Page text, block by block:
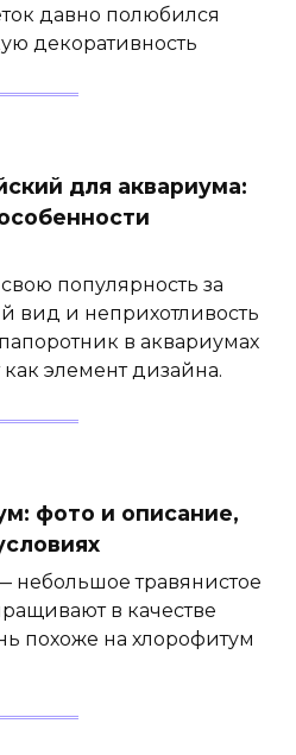
давно полюбился
декоративность
для аквариума:
популярность за
вид и неприхотливость
в аквариумах
элемент дизайна.
фото и описание,
небольшое травянистое
в качестве
похоже на хлорофитум